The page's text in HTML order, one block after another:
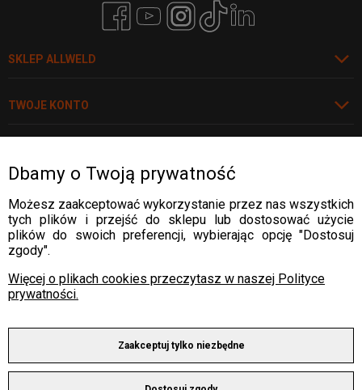
SKLEP ALLWELD
TWOJE KONTO
POLECAMY
Dbamy o Twoją prywatność
Możesz zaakceptować wykorzystanie przez nas wszystkich
tych plików i przejść do sklepu lub dostosować użycie
plików do swoich preferencji, wybierając opcję "Dostosuj
zgody".
Więcej o plikach cookies przeczytasz w naszej Polityce
prywatności.
Zaakceptuj tylko niezbędne